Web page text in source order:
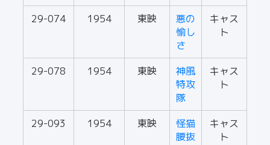
29-074 1954 東映
悪の
愉し
さ
キャス
ト
29-078 1954 東映
神風
特攻
隊
キャス
ト
29-093 1954 東映
怪猫
腰抜
キャス
ト